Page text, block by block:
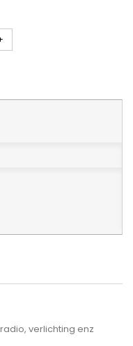
verlichting enz